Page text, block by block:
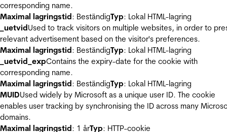
corresponding name.
Maximal lagringstid: BeständigTyp: Lokal HTML-lagring
_uetvidUsed to track visitors on multiple websites, in order to
relevant advertisement based on the visitor's preferences.
Maximal lagringstid: BeständigTyp: Lokal HTML-lagring
_uetvid_expContains the expiry-date for the cookie with
corresponding name.
Maximal lagringstid: BeständigTyp: Lokal HTML-lagring
MUIDUsed widely by Microsoft as a unique user ID. The cookie
enables user tracking by synchronising the ID across many
domains.
Maximal lagringstid: 1 årTyp: HTTP-cookie